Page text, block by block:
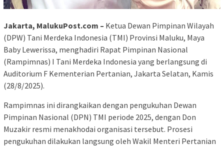
Jakarta, MalukuPost.com – Ketua Dewan Pimpinan Wilayah
(DPW) Tani Merdeka Indonesia (TMI) Provinsi Maluku, Maya
Baby Lewerissa, menghadiri Rapat Pimpinan Nasional
(Rampimnas) I Tani Merdeka Indonesia yang berlangsung di
Auditorium F Kementerian Pertanian, Jakarta Selatan, Kamis
(28/8/2025).
Rampimnas ini dirangkaikan dengan pengukuhan Dewan
Pimpinan Nasional (DPN) TMI periode 2025, dengan Don
Muzakir resmi menakhodai organisasi tersebut. Prosesi
pengukuhan dilakukan langsung oleh Wakil Menteri Pertanian